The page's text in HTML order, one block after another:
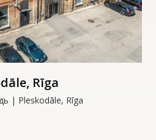
Rīga
| Pleskodāle, Rīga